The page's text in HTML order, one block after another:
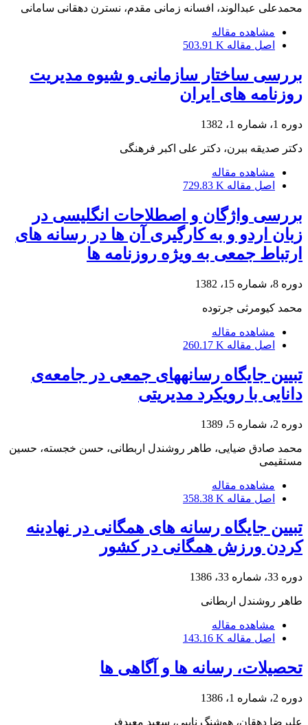
محمدعلی عبدالوند، افسانه زمانی‎ مقدم، نسترن دهقانی سامانی
مشاهده مقاله
اصل مقاله 503.91 K
بررسی ساختار سازمانی و شیوه مدیریت
روزنامه های ایران
دوره 1، شماره 1، 1382
دکتر صدیقه ببرن، دکتر علی اکبر فرهنگی
مشاهده مقاله
اصل مقاله 729.83 K
بررسی واژگان و اصطلاحات انگلیسی در
زبان اردو و به کارگیری آن ها در رسانه های
ارتباط جمعی به ویژه روزنامه ها
دوره 8، شماره 15، 1382
محمد کیومرثى جرتوده
مشاهده مقاله
اصل مقاله 260.17 K
تبیین جایگاه رسانه‎های جمعی در جامعه‌ی
دانایی با رویکرد مدیریتی
دوره 2، شماره 5، 1389
محمد صادق ضیایی، طاهر روشندل اربطانی، حسن خجسته، حسین
مستقیمی
مشاهده مقاله
اصل مقاله 358.38 K
تبیین جایگاه رسانه های همگانی در نهادینه
کردن ورزش همگانی در کشور
دوره 33، شماره 33، 1386
طاهر روشندل اربطانی
مشاهده مقاله
اصل مقاله 143.16 K
تحصیلات، رسانه‏ ها و آگاهی‏ ها
دوره 2، شماره 1، 1386
علیرضا دهقان، هوشنگ نایبی، سعید معیدفر